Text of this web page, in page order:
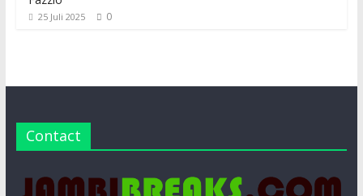
25 Juli 2025 0
Contact